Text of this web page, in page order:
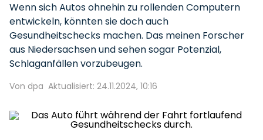
Wenn sich Autos ohnehin zu rollenden Computern
entwickeln, könnten sie doch auch
Gesundheitschecks machen. Das meinen Forscher
aus Niedersachsen und sehen sogar Potenzial,
Schlaganfällen vorzubeugen.
Von dpa Aktualisiert: 24.11.2024, 10:16